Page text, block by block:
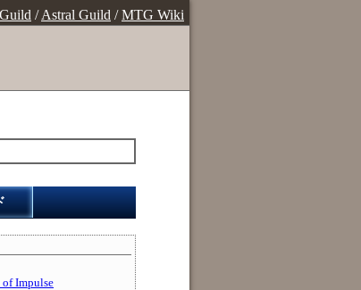
/Astral Guild /MTG Wiki
Impulse